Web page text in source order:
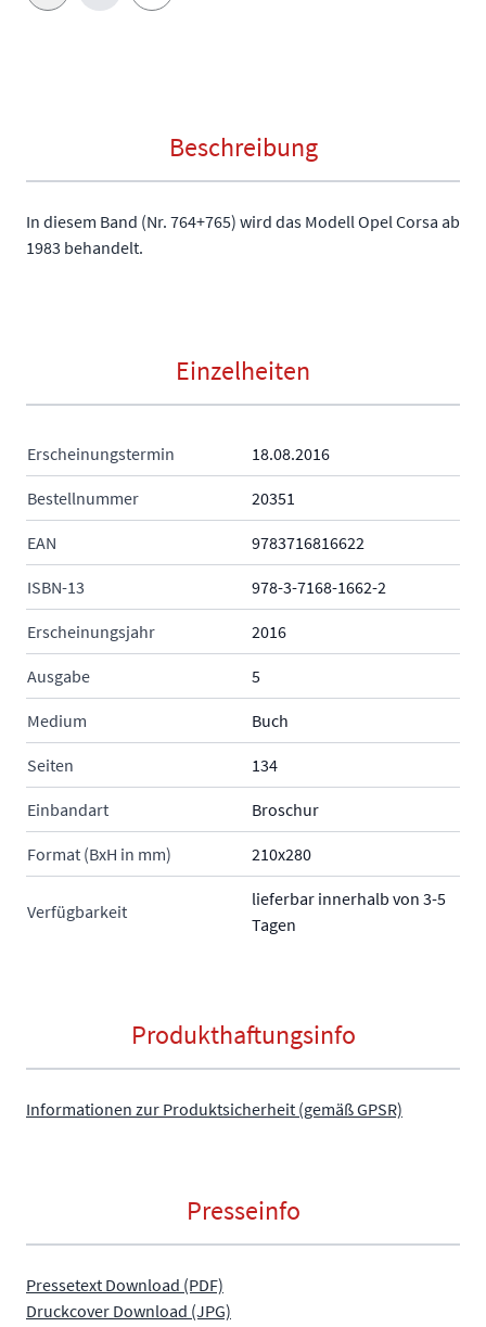
Beschreibung
In diesem Band (Nr. 764+765) wird das Modell Opel Corsa ab
1983 behandelt.
Einzelheiten
Erscheinungstermin 18.08.2016
Bestellnummer 20351
EAN 9783716816622
ISBN-13 978-3-7168-1662-2
Erscheinungsjahr 2016
Ausgabe 5
Medium Buch
Seiten 134
Einbandart Broschur
Format (BxH in mm) 210x280
Verfügbarkeit
lieferbar innerhalb von 3-5
Tagen
Produkthaftungsinfo
Informationen zur Produktsicherheit (gemäß GPSR)
Presseinfo
Pressetext Download (PDF)
Druckcover Download (JPG)